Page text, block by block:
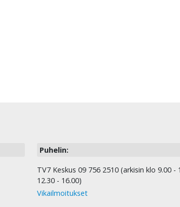
Puhelin:
TV7 Keskus 09 756 2510 (arkisin klo 9.00 -
12.30 - 16.00)
Vikailmoitukset